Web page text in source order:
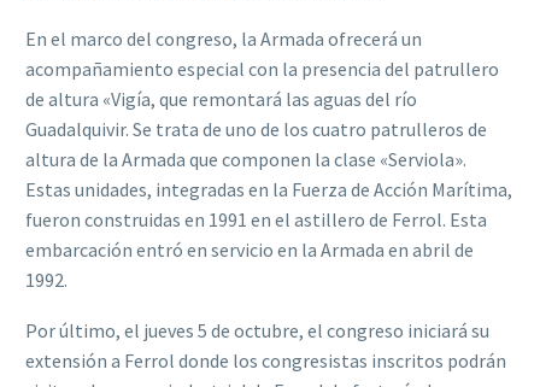
En el marco del congreso, la Armada ofrecerá un
acompañamiento especial con la presencia del patrullero
de altura «Vigía, que remontará las aguas del río
Guadalquivir. Se trata de uno de los cuatro patrulleros de
altura de la Armada que componen la clase «Serviola».
Estas unidades, integradas en la Fuerza de Acción Marítima,
fueron construidas en 1991 en el astillero de Ferrol. Esta
embarcación entró en servicio en la Armada en abril de
1992.
Por último, el jueves 5 de octubre, el congreso iniciará su
extensión a Ferrol donde los congresistas inscritos podrán